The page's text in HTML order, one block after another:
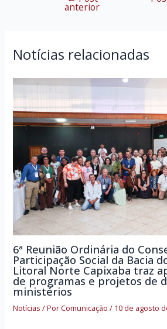
anterior
Notícias relacionadas
6ª Reunião Ordinária do
Participação Social da Bacia
Litoral Norte Capixaba traz
de programas e projetos de
ministérios
Notícias / PorComunicação/ 10 de agosto